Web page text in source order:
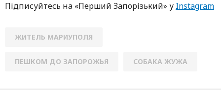
Підписуйтесь нa «Перший Зaпoрізький» у Instagram
ЖИТЕЛЬ МАРИУПОЛЯ
ПЕШКОМ ДО ЗАПОРОЖЬЯ СОБАКА ЖУЖА